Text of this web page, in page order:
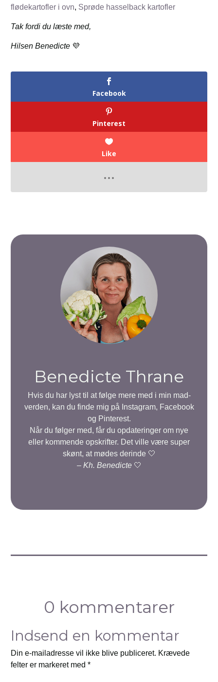
flødekartofler i ovn, Sprøde hasselback kartofler
Tak fordi du læste med,
Hilsen Benedicte 💜
Facebook
Pinterest
Like
Benedicte Thrane
Hvis du har lyst til at følge mere med i min mad-
verden, kan du finde mig på Instagram, Facebook
og Pinterest.
Når du følger med, får du opdateringer om nye
eller kommende opskrifter. Det ville være super
skønt, at mødes derinde 🤍
– Kh. Benedicte🤍
0 kommentarer
Indsend en kommentar
Din e-mailadresse vil ikke blive publiceret. Krævede
felter er markeret med*